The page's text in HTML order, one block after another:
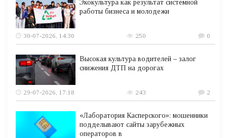
Экокультура как результат системной
работы бизнеса и молодежи
30-07-2026, 14:30 250 0
Высокая культура водителей – залог
снижения ДТП на дорогах
29-07-2026, 17:18 243 2
«Лаборатория Касперского»: мошенники
подделывают сайты зарубежных
операторов в